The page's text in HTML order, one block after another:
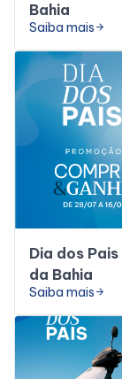
Bahia
Saiba mais arrow_forward
Dia dos
da Bahia
Saiba mais arrow_forward